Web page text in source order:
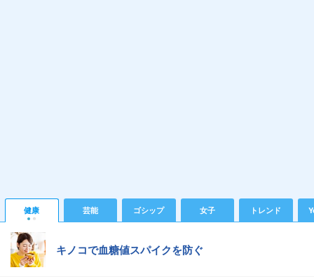
健康 芸能 ゴシップ 女子 トレンド
キノコで血糖値スパイクを防ぐ